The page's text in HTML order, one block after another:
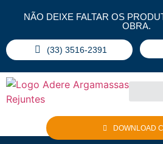
NÃO DEIXE FALTAR OS
OBRA.
(33) 3516-2391
DOWNLOAD